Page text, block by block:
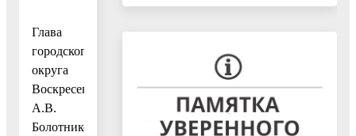
Глава
городского
округа
Воскресенск
А.В.
Болотников